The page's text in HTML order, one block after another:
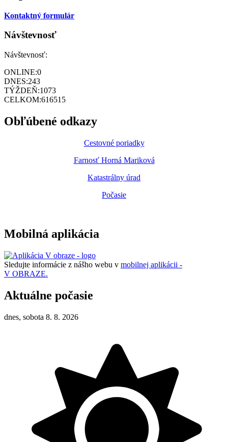
Kontaktný formulár
Návštevnosť
Návštevnosť:
ONLINE:0
DNES:243
TÝŽDEŇ:1073
CELKOM:616515
Obľúbené odkazy
Cestovné poriadky
Farnosť Horná Mariková
Katastrálny úrad
Počasie
Mobilná aplikácia
Sledujte informácie z nášho webu v mobilnej aplikácii -
V OBRAZE.
Aktuálne počasie
dnes, sobota 8. 8. 2026